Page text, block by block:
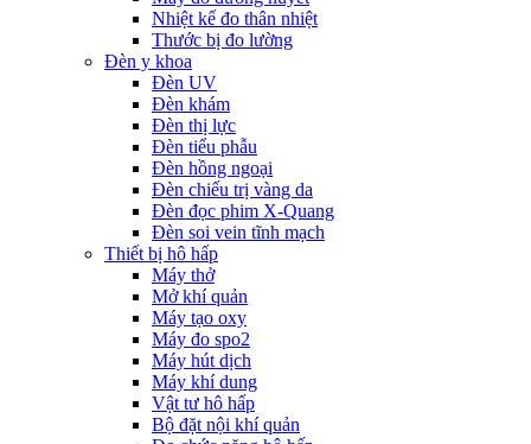
Nhiệt kế đo thân nhiệt
Thước bị đo lường
Đèn y khoa
Đèn UV
Đèn khám
Đèn thị lực
Đèn tiểu phẫu
Đèn hồng ngoại
Đèn chiếu trị vàng da
Đèn đọc phim X-Quang
Đèn soi vein tĩnh mạch
Thiết bị hô hấp
Máy thở
Mở khí quản
Máy tạo oxy
Máy đo spo2
Máy hút dịch
Máy khí dung
Vật tư hô hấp
Bộ đặt nội khí quản